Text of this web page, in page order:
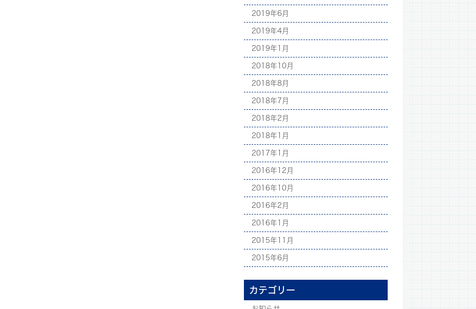
2019年6月
2019年4月
2019年1月
2018年10月
2018年8月
2018年7月
2018年2月
2018年1月
2017年1月
2016年12月
2016年10月
2016年2月
2016年1月
2015年11月
2015年6月
カテゴリー